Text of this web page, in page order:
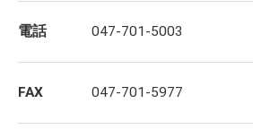
電話 047-701-5003
FAX 047-701-5977